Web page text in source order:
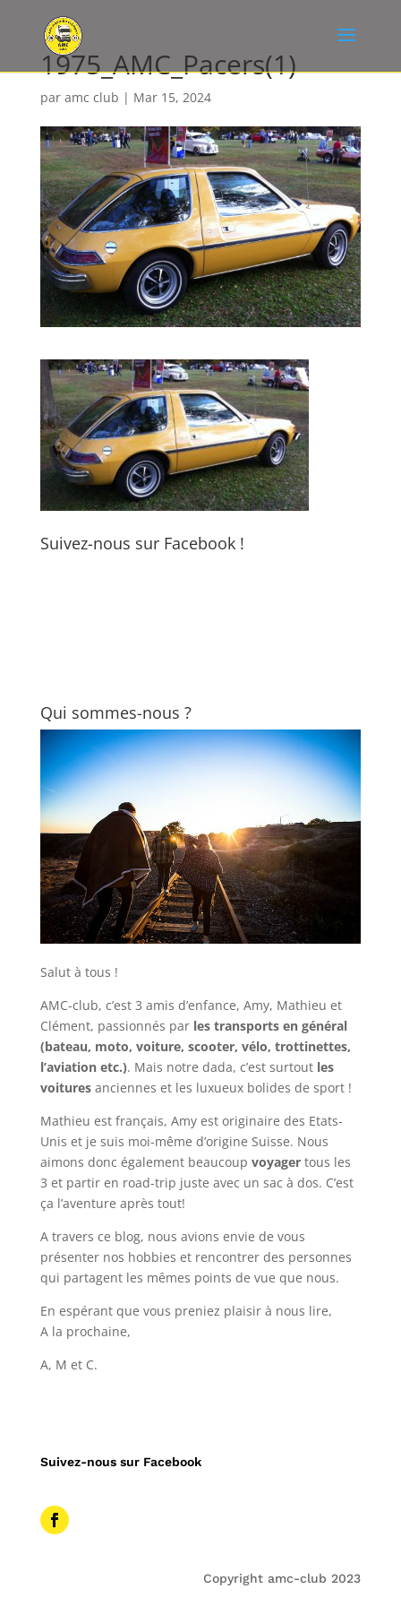
1975_AMC_Pacers(1)
par amc club | Mar 15, 2024
Suivez-nous sur Facebook !
Qui sommes-nous ?
Salut à tous !
AMC-club, c’est 3 amis d’enfance, Amy, Mathieu et
Clément, passionnés par les transports en général
(bateau, moto, voiture, scooter, vélo, trottinettes,
l’aviation etc.). Mais notre dada, c’est surtout les
voituresanciennes et les luxueux bolides de sport !
Mathieu est français, Amy est originaire des Etats-
Unis et je suis moi-même d’origine Suisse. Nous
aimons donc également beaucoup voyagertous les
3 et partir en road-trip juste avec un sac à dos. C’est
ça l’aventure après tout!
A travers ce blog, nous avions envie de vous
présenter nos hobbies et rencontrer des personnes
qui partagent les mêmes points de vue que nous.
En espérant que vous preniez plaisir à nous lire,
A la prochaine,
A, M et C.
Suivez-nous sur Facebook
Copyright amc-club 2023